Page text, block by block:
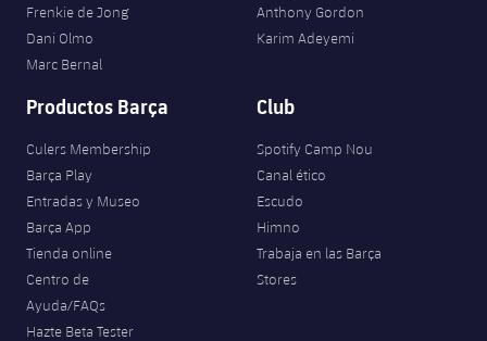
Frenkie de Jong
Dani Olmo
Marc Bernal
Anthony Gordon
Karim Adeyemi
Productos Barça
Culers Membership
Barça Play
Entradas y Museo
Barça App
Tienda online
Centro de
Ayuda/FAQs
Hazte Beta Tester
Club
Spotify Camp Nou
Canal ético
Escudo
Himno
Trabaja en las Barça
Stores